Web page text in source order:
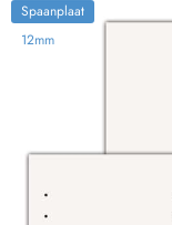
Spaanplaat
12mm